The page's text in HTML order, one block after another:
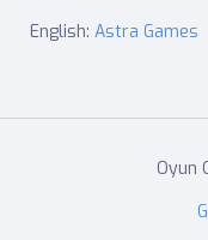
English: Astra Games
Oyun